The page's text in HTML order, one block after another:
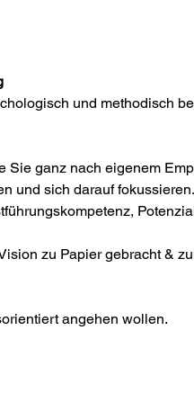
und methodisch
Sie ganz nach eigenem
und sich darauf
zu Papier gebracht &
angehen wollen.